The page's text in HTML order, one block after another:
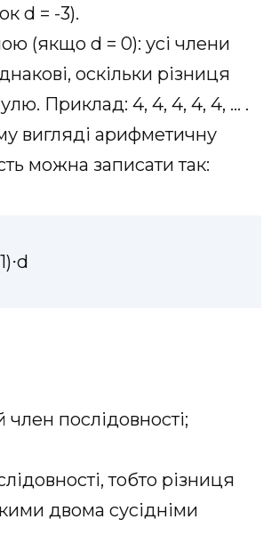
d = -3).
(якщо d = 0): усі члени
оскільки різниця
Приклад: 4, 4, 4, 4, 4, … .
вигляді арифметичну
можна записати так:
послідовності;
тобто різниця
двома сусідніми